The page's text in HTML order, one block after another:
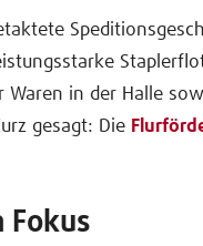
Waren in der Halle
gesagt: Die
Fokus